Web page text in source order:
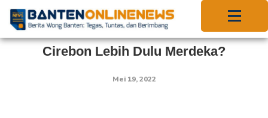
Cirebon Lebih Dulu Merdeka?
Mei 19, 2022